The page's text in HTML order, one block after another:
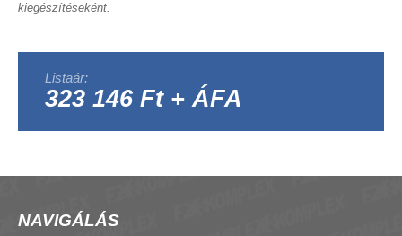
kiegészítéseként.
Listaár:
323 146 Ft + ÁFA
NAVIGÁLÁS